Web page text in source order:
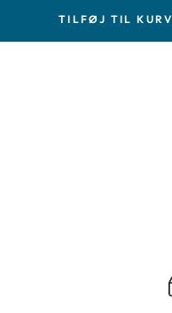
TILFØJ TIL KURV